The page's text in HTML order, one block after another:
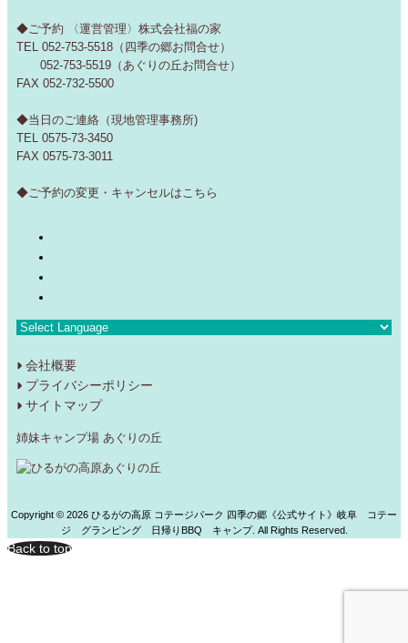
◆ご予約 〈運営管理〉株式会社福の家
TEL 052-753-5518（四季の郷お問合せ）
052-753-5519（あぐりの丘お問合せ）
FAX 052-732-5500
◆当日のご連絡（現地管理事務所)
TEL 0575-73-3450
FAX 0575-73-3011
◆ご予約の変更・キャンセルはこちら
会社概要
プライバシーポリシー
サイトマップ
姉妹キャンプ場 あぐりの丘
Copyright © 2026 ひるがの高原 コテージパーク 四季の郷《公式サイト》岐阜 コテー
ジ グランピング 日帰りBBQ キャンプ. All Rights Reserved.
Back to top